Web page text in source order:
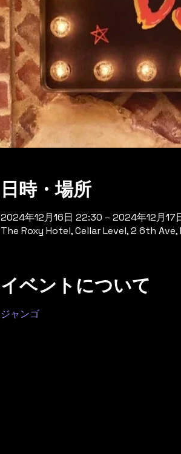
日時・場所
2024年12月16日 22:30 – 2024年12月17
The Roxy Hotel, Cellar Level, 2 6th Ave,
イベントについて
ジャンゴ